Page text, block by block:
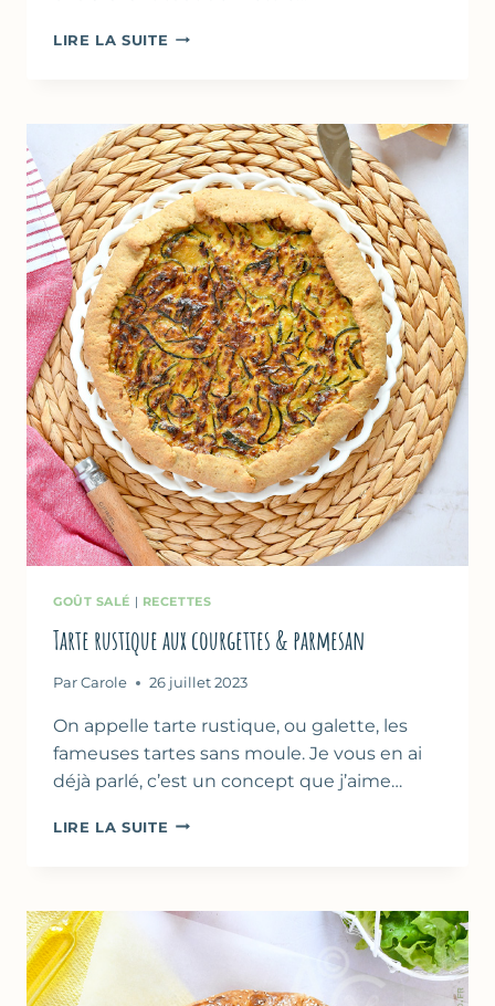
LIRE LA SUITE TOURTE
RICOTTA
GOÛT SALÉ | RECETTES
Tarte rustique aux courgettes & parmesan
Par Carole 26 juillet 2023
On appelle tarte rustique, ou galette, les
fameuses tartes sans moule. Je vous en ai
déjà parlé, c’est un concept que j’aime…
LIRE LA SUITE TARTE
&